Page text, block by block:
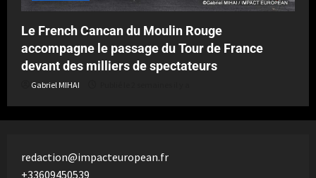
Le French Cancan du Moulin Rouge
accompagne le passage du Tour de France
devant des milliers de spectateurs
Gabriel MIHAI
redaction@impacteuropean.fr
+33609450539